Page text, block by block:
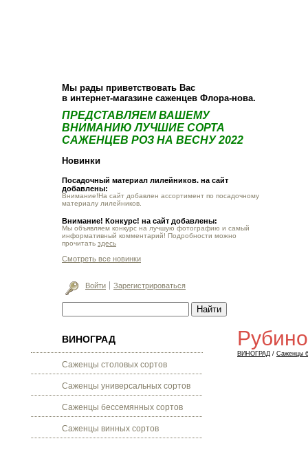
Мы рады приветствовать Вас
в интернет-магазине саженцев Флора-нова.
ПРЕДСТАВЛЯЕМ ВАШЕМУ
ВНИМАНИЮ ЛУЧШИЕ СОРТА
САЖЕНЦЕВ РОЗ НА ВЕСНУ 2022
Новинки
Посадочный материал лилейников. на сайт
добавлены:
Внимание!На сайт добавлен ассортимент по посадочному
материалу лилейников.
Внимание! Конкурс! на сайт добавлены:
Мы объявляем конкурс на лучшую фотографию и самый
информативный комментарий! Подробности можно
прочитать здесь
Смотреть все новинки
Войти Зарегистрироваться
ВИНОГРАД
Саженцы столовых сортов
Саженцы универсальных сортов
Саженцы бессемянных сортов
Саженцы винных сортов
ВИНОГРАД / Саженцы